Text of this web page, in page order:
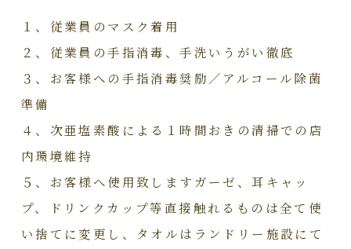
１、従業員のマスク着用
２、従業員の手指消毒、手洗いうがい徹底
３、お客様への手指消毒奨励／アルコール除菌
準備
４、次亜塩素酸による１時間おきの清掃での店
内環境維持
５、お客様へ使用致しますガーゼ、耳キャッ
プ、ドリンクカップ等直接触れるものは全て使
い捨てに変更し、タオルはランドリー施設にて